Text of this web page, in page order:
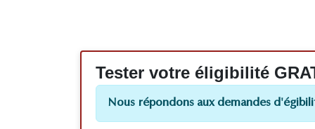
Tester votre éligibilité
Nous répondons aux demandes